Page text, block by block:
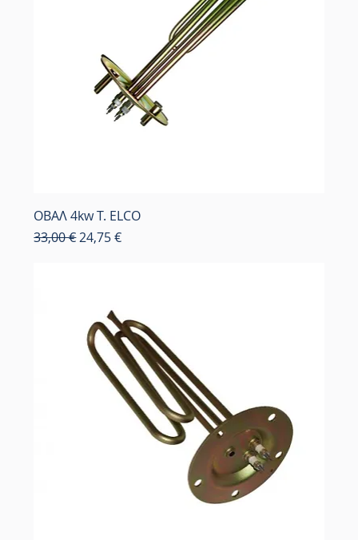
OBAΛ 4kw Τ. ELCO
Κανονική τιμή
33,00 € Τιμή Έκπτωσης
24,75 €